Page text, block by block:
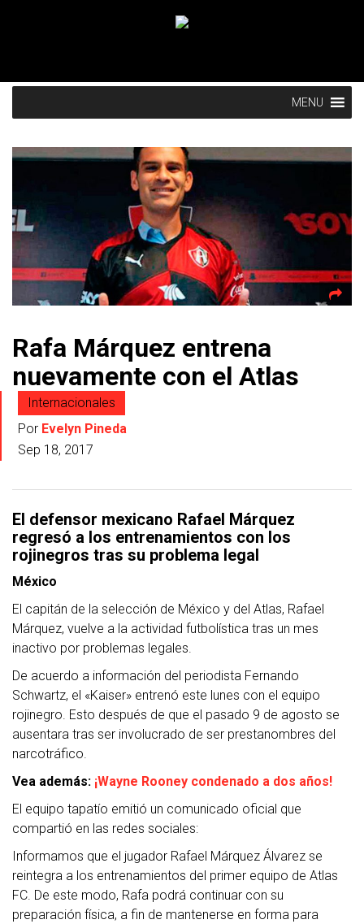
MENU
Rafa Márquez entrena
nuevamente con el Atlas
Internacionales
Por Evelyn Pineda
Sep 18, 2017
El defensor mexicano Rafael Márquez
regresó a los entrenamientos con los
rojinegros tras su problema legal
México
El capitán de la selección de México y del Atlas, Rafael
Márquez, vuelve a la actividad futbolística tras un mes
inactivo por problemas legales.
De acuerdo a información del periodista Fernando
Schwartz, el «Kaiser» entrenó este lunes con el equipo
rojinegro. Esto después de que el pasado 9 de agosto se
ausentara tras ser involucrado de ser prestanombres del
narcotráfico.
Vea además: ¡Wayne Rooney condenado a dos años!
El equipo tapatío emitió un comunicado oficial que
compartió en las redes sociales:
Informamos que el jugador Rafael Márquez Álvarez se
reintegra a los entrenamientos del primer equipo de Atlas
FC. De este modo, Rafa podrá continuar con su
preparación física, a fin de mantenerse en forma para